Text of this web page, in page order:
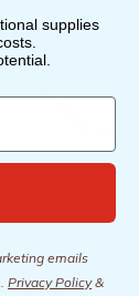
supplies
emails
Privacy Policy&